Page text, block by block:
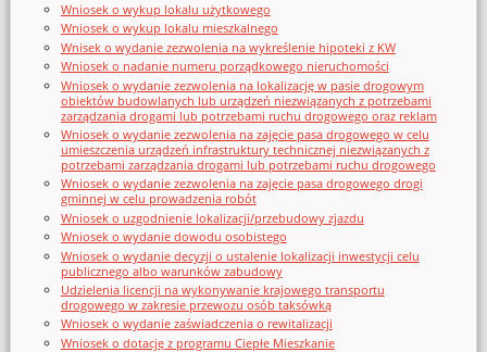
Wniosek o wykup lokalu użytkowego
Wniosek o wykup lokalu mieszkalnego
Wnisek o wydanie zezwolenia na wykreślenie hipoteki z KW
Wniosek o nadanie numeru porządkowego nieruchomości
Wniosek o wydanie zezwolenia na lokalizację w pasie drogowym
obiektów budowlanych lub urządzeń niezwiązanych z potrzebami
zarządzania drogami lub potrzebami ruchu drogowego oraz reklam
Wniosek o wydanie zezwolenia na zajęcie pasa drogowego w celu
umieszczenia urządzeń infrastruktury technicznej niezwiązanych z
potrzebami zarządzania drogami lub potrzebami ruchu drogowego
Wniosek o wydanie zezwolenia na zajęcie pasa drogowego drogi
gminnej w celu prowadzenia robót
Wniosek o uzgodnienie lokalizacji/przebudowy zjazdu
Wniosek o wydanie dowodu osobistego
Wniosek o wydanie decyzji o ustalenie lokalizacji inwestycji celu
publicznego albo warunków zabudowy
Udzielenia licencji na wykonywanie krajowego transportu
drogowego w zakresie przewozu osób taksówką
Wniosek o wydanie zaświadczenia o rewitalizacji
Wniosek o dotację z programu Ciepłe Mieszkanie